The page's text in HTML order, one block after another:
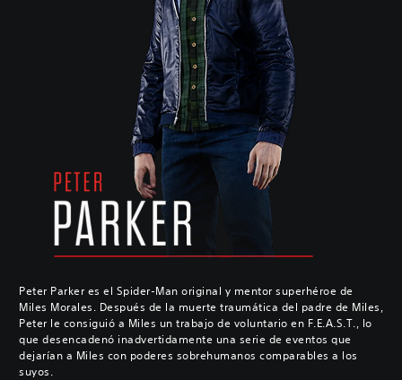
Peter Parker es el Spider-Man original y mentor superhéroe de
Miles Morales. Después de la muerte traumática del padre de Miles,
Peter le consiguió a Miles un trabajo de voluntario en F.E.A.S.T., lo
que desencadenó inadvertidamente una serie de eventos que
dejarían a Miles con poderes sobrehumanos comparables a los
suyos.